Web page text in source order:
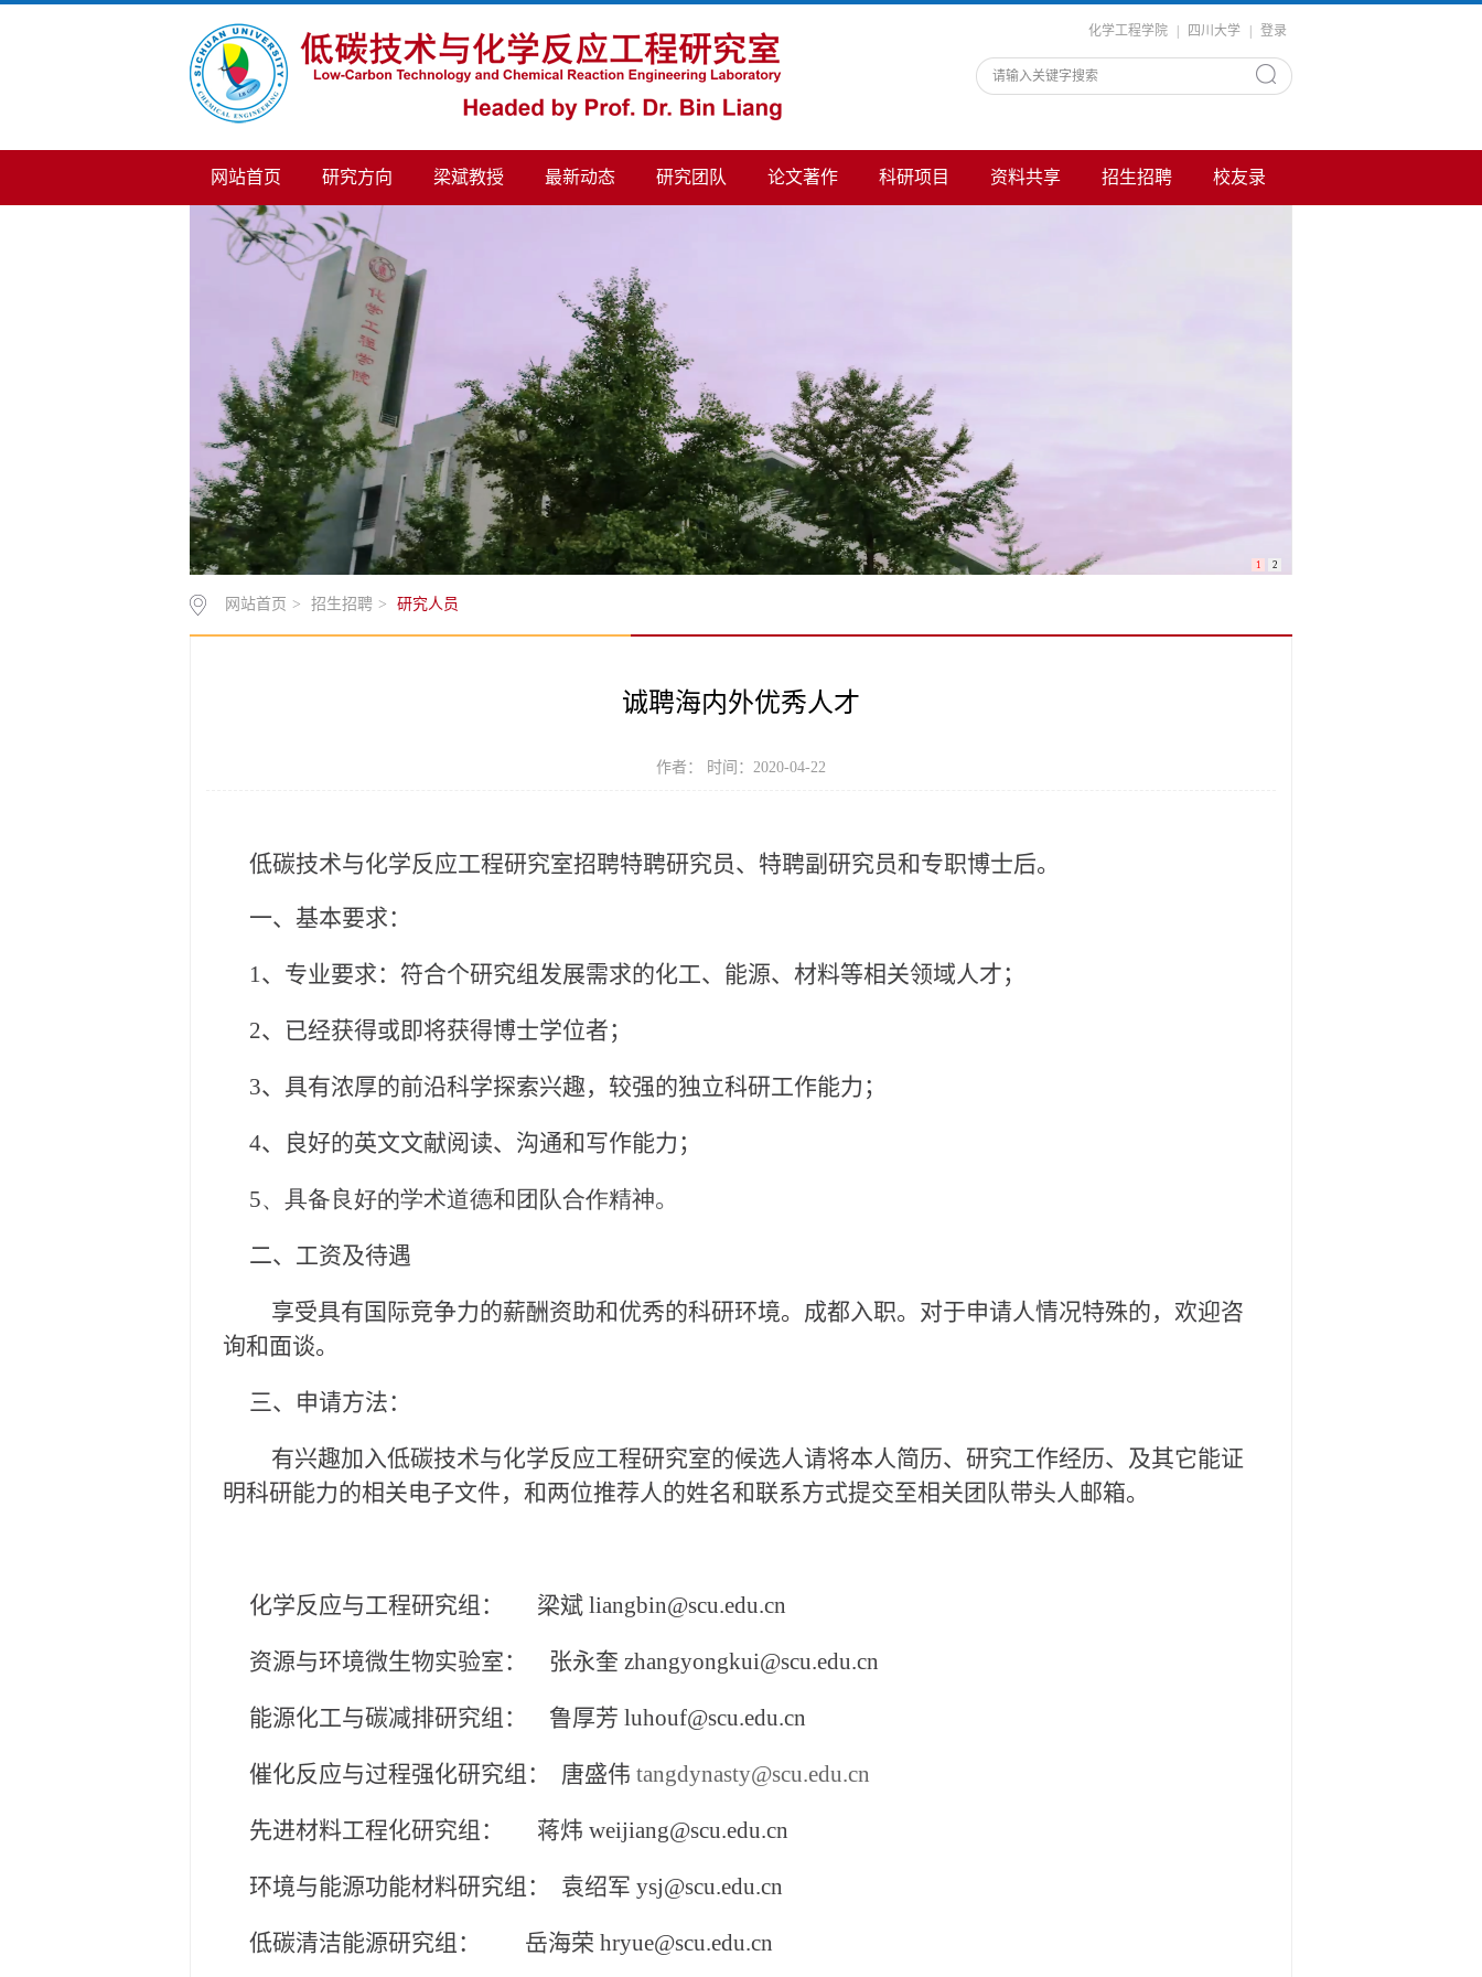
化学工程学院 四川大学 登录
网站首页 研究方向 梁斌教授 最新动态 研究团队 论文著作 科研项目 资料共享 招生招聘 校友录
1 2
网站首页 > 招生招聘 > 研究人员
诚聘海内外优秀人才
作者： 时间：2020-04-22
低碳技术与化学反应工程研究室招聘特聘研究员、特聘副研究员和专职博士后。
一、基本要求：
1、专业要求：符合个研究组发展需求的化工、能源、材料等相关领域人才；
2、已经获得或即将获得博士学位者；
3、具有浓厚的前沿科学探索兴趣，较强的独立科研工作能力；
4、良好的英文文献阅读、沟通和写作能力；
5、具备良好的学术道德和团队合作精神。
二、工资及待遇
享受具有国际竞争力的薪酬资助和优秀的科研环境。成都入职。对于申请人情况特殊的，欢迎咨
询和面谈。
三、申请方法：
有兴趣加入低碳技术与化学反应工程研究室的候选人请将本人简历、研究工作经历、及其它能证
明科研能力的相关电子文件，和两位推荐人的姓名和联系方式提交至相关团队带头人邮箱。
化学反应与工程研究组： 梁斌 liangbin@scu.edu.cn
资源与环境微生物实验室： 张永奎 zhangyongkui@scu.edu.cn
能源化工与碳减排研究组： 鲁厚芳 luhouf@scu.edu.cn
催化反应与过程强化研究组： 唐盛伟 tangdynasty@scu.edu.cn
先进材料工程化研究组： 蒋炜 weijiang@scu.edu.cn
环境与能源功能材料研究组： 袁绍军 ysj@scu.edu.cn
低碳清洁能源研究组： 岳海荣 hryue@scu.edu.cn